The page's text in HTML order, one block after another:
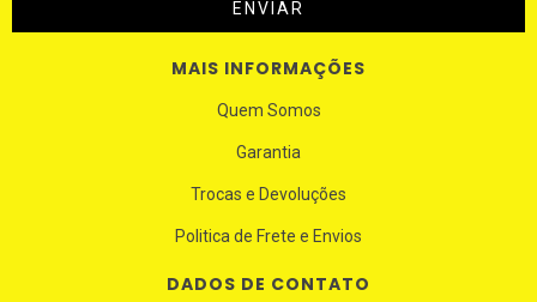
MAIS INFORMAÇÕES
Quem Somos
Garantia
Trocas e Devoluções
Politica de Frete e Envios
DADOS DE CONTATO